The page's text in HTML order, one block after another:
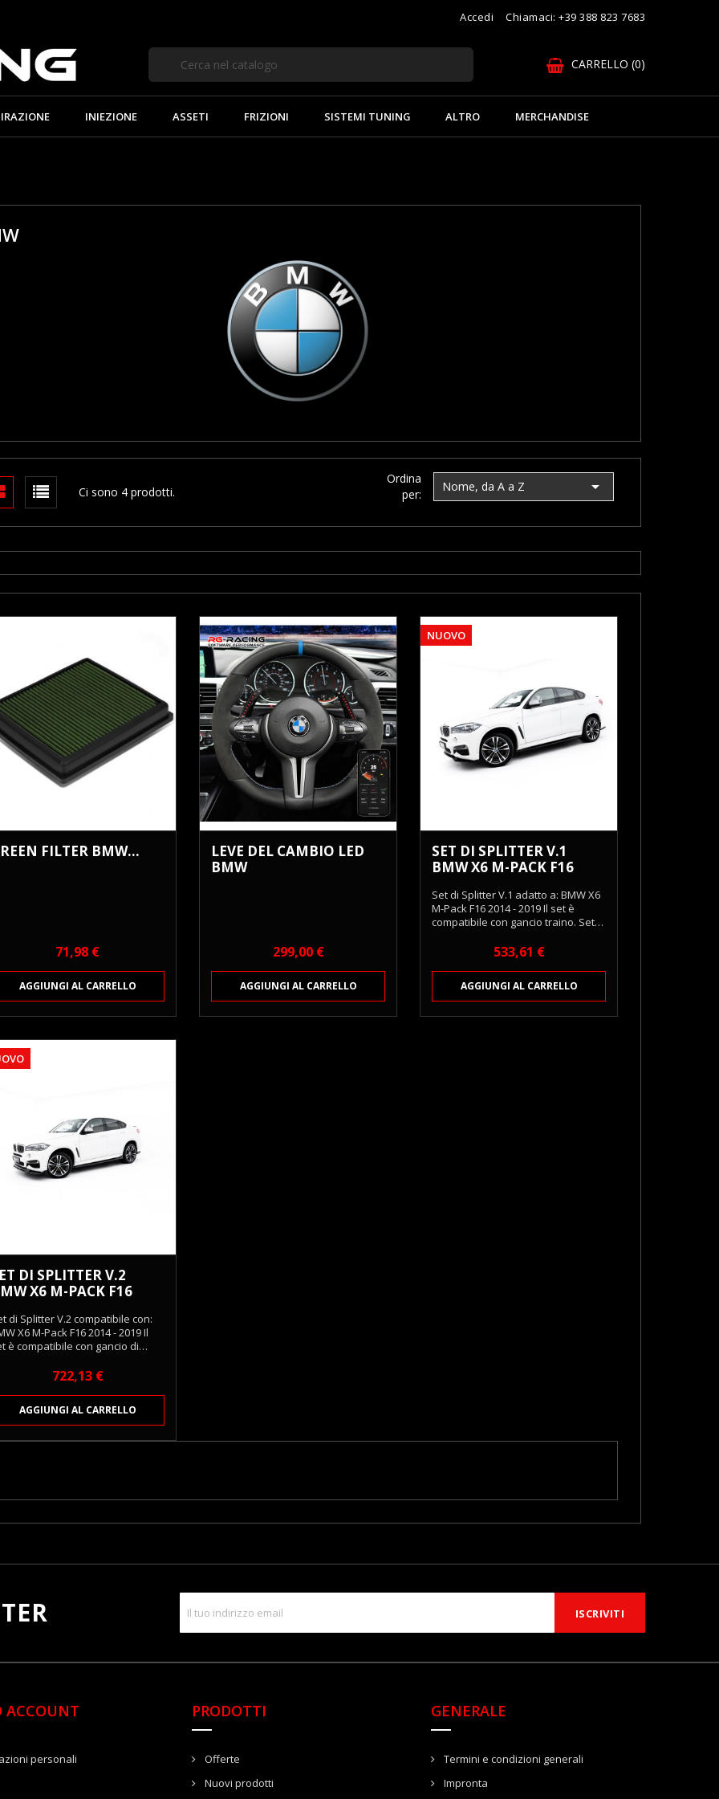
Accedi Chiamaci: +39 388 823 7683
CARRELLO (0)

INIEZIONE ASSETI FRIZIONI SISTEMI TUNING ALTRO MERCHANDISE
Ci sono 4 prodotti.
Ordina
per:
Nome, da A a Z 
FILTER BMW...
Prezzo
71,98 €
AGGIUNGI AL CARRELLO
LEVE DEL CAMBIO LED
BMW
Prezzo
299,00 €
AGGIUNGI AL CARRELLO
NUOVO
SET DI SPLITTER V.1
BMW X6 M-PACK F16
Set di Splitter V.1 adatto a: BMW X6
M-Pack F16 2014 - 2019 Il set è
compatibile con gancio traino. Set
Diffusori minigonne laterali, Splitter
laterali posteriori, Spoiler Cap, Kit di
montaggio. Il Kit Splitter Maxton
Design è un insieme completo di
elementi di stile per sottolineare il
carattere della tua auto. Include i
Prezzo
533,61 €
AGGIUNGI AL CARRELLO
DI SPLITTER V.2
X6 M-PACK F16
di Splitter V.2 compatibile con:
X6 M-Pack F16 2014 - 2019 Il
è compatibile con gancio di
Splitter, Diffusori Minigonne
Rear Splitter (con barre
Spoiler Cap, Kit di
Il Kit Splitter Maxton
è una soluzione completa di
di styling che permette di
Prezzo
722,13 €
AGGIUNGI AL CARRELLO
ACCOUNT
personali
PRODOTTI
Offerte
Nuovi prodotti
GENERALE
Termini e condizioni generali
Impronta